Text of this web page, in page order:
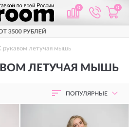
0 0
рукавом летучая мышь
ЛЕТУЧАЯ МЫШЬ
ПОПУЛЯРНЫЕ